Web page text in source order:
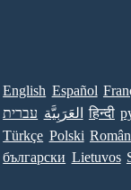
English Español
עברית العَرَبِيَّة हिन्दी
Türkçe Polski
български Lietuvos